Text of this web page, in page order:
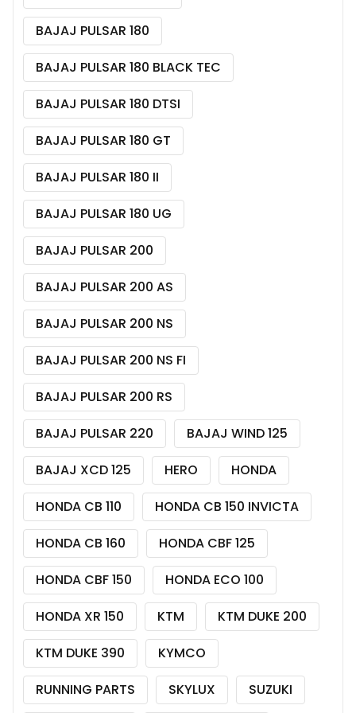
BAJAJ PULSAR 180
BAJAJ PULSAR 180 BLACK TEC
BAJAJ PULSAR 180 DTSI
BAJAJ PULSAR 180 GT
BAJAJ PULSAR 180 II
BAJAJ PULSAR 180 UG
BAJAJ PULSAR 200
BAJAJ PULSAR 200 AS
BAJAJ PULSAR 200 NS
BAJAJ PULSAR 200 NS FI
BAJAJ PULSAR 200 RS
BAJAJ PULSAR 220
BAJAJ WIND 125
BAJAJ XCD 125
HERO
HONDA
HONDA CB 110
HONDA CB 150 INVICTA
HONDA CB 160
HONDA CBF 125
HONDA CBF 150
HONDA ECO 100
HONDA XR 150
KTM
KTM DUKE 200
KTM DUKE 390
KYMCO
RUNNING PARTS
SKYLUX SUZUKI